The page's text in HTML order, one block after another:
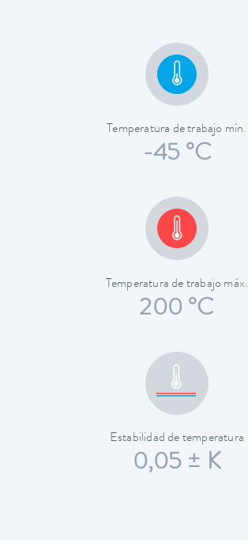
Temperatura de trabajo mín.
-45 °C
Temperatura de trabajo máx.
200 °C
Estabilidad de temperatura
0,05 ± K